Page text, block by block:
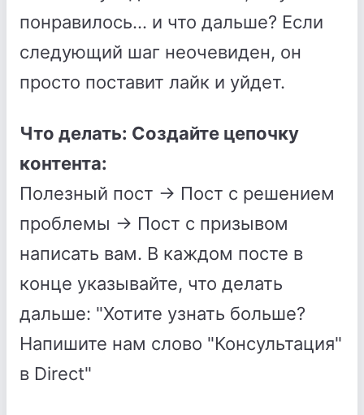
понравилось... и что дальше? Если
следующий шаг неочевиден, он
просто поставит лайк и уйдет.
Что делать: Создайте цепочку
контента:
Полезный пост → Пост с решением
проблемы → Пост с призывом
написать вам. В каждом посте в
конце указывайте, что делать
дальше: "Хотите узнать больше?
Напишите нам слово "Консультация"
в Direct"